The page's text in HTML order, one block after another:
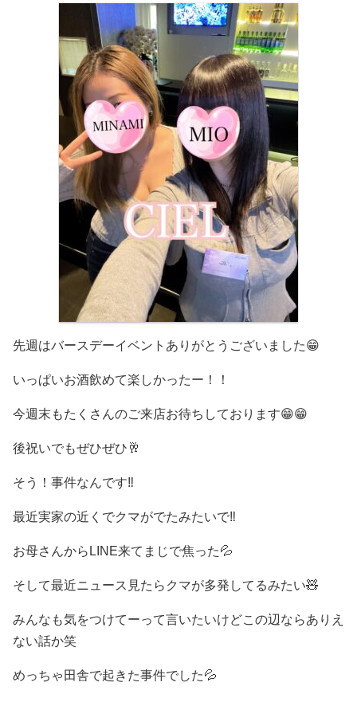
先週はバースデーイベントありがとうございました😁
いっぱいお酒飲めて楽しかったー！！
今週末もたくさんのご来店お待ちしております😁😁
後祝いでもぜひぜひ 🥂
そう！事件なんです‼️
最近実家の近くでクマがでたみたいで‼️
お母さんから LINE来てまじで焦った💦
そして最近ニュース見たらクマが多発してるみたい🧸
みんなも気をつけてーって言いたいけどこの辺ならありえ
ない話か笑
めっちゃ田舎で起きた事件でした💦